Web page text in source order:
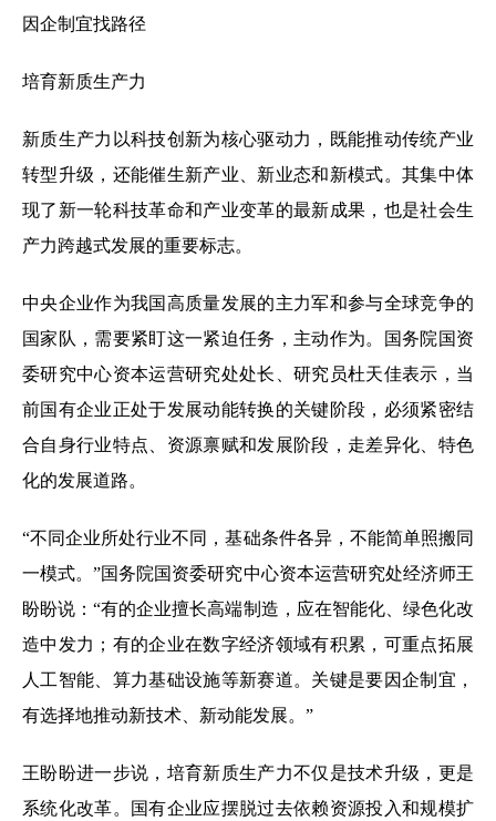
因企制宜找路径
培育新质生产力
新质生产力以科技创新为核心驱动力，既能推动传统产业
转型升级，还能催生新产业、新业态和新模式。其集中体
现了新一轮科技革命和产业变革的最新成果，也是社会生
产力跨越式发展的重要标志。
中央企业作为我国高质量发展的主力军和参与全球竞争的
国家队，需要紧盯这一紧迫任务，主动作为。国务院国资
委研究中心资本运营研究处处长、研究员杜天佳表示，当
前国有企业正处于发展动能转换的关键阶段，必须紧密结
合自身行业特点、资源禀赋和发展阶段，走差异化、特色
化的发展道路。
“不同企业所处行业不同，基础条件各异，不能简单照搬同
一模式。”国务院国资委研究中心资本运营研究处经济师王
盼盼说：“有的企业擅长高端制造，应在智能化、绿色化改
造中发力；有的企业在数字经济领域有积累，可重点拓展
人工智能、算力基础设施等新赛道。关键是要因企制宜，
有选择地推动新技术、新动能发展。”
王盼盼进一步说，培育新质生产力不仅是技术升级，更是
系统化改革。国有企业应摆脱过去依赖资源投入和规模扩